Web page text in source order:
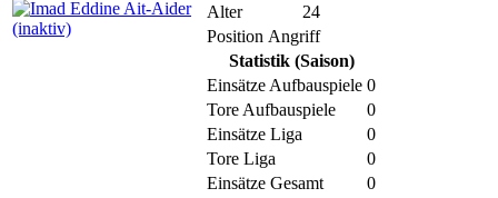
Alter
24
Position Angriff
Statistik (Saison)
Einsätze Aufbauspiele 0
Tore Aufbauspiele
0
Einsätze Liga
0
Tore Liga
0
Einsätze Gesamt
0